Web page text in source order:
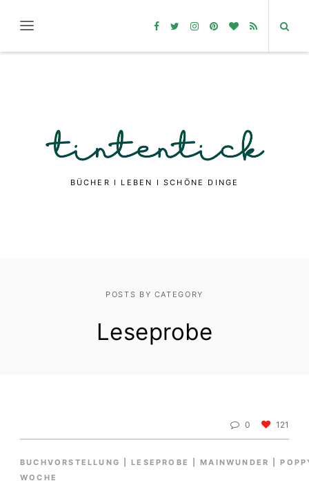
BÜCHER I LEBEN I SCHÖNE DINGE
POSTS BY CATEGORY
Leseprobe
0 121
BUCHVORSTELLUNG LESEPROBE MAINWUNDER
WOCHE